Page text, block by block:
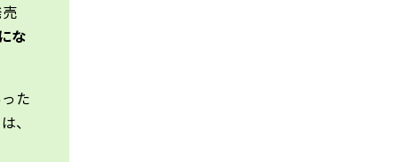
な
た
、